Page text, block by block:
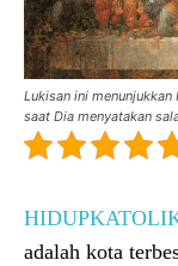
Lukisan ini menunjukkan
saat Dia menyatakan
adalah kota